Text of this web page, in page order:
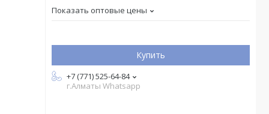
Показать оптовые цены
Купить
+7 (771) 525-64-84
г.Алматы Whatsapp